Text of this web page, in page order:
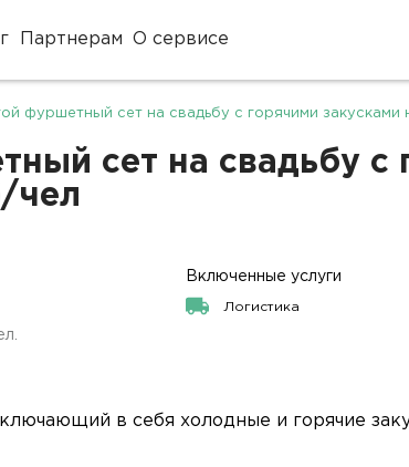
Партнерам О сервисе
фуршетный сет на свадьбу с горячими закусками
сет на свадьбу с
чел
Включенные услуги
Логистика
в себя холодные и горячие